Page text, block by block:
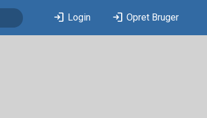
login Login login Opret Bruger